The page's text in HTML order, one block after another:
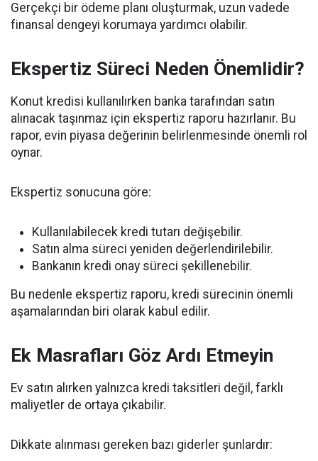
Gerçekçi bir ödeme planı oluşturmak, uzun vadede
finansal dengeyi korumaya yardımcı olabilir.
Ekspertiz Süreci Neden Önemlidir?
Konut kredisi kullanılırken banka tarafından satın
alınacak taşınmaz için ekspertiz raporu hazırlanır. Bu
rapor, evin piyasa değerinin belirlenmesinde önemli rol
oynar.
Ekspertiz sonucuna göre:
Kullanılabilecek kredi tutarı değişebilir.
Satın alma süreci yeniden değerlendirilebilir.
Bankanın kredi onay süreci şekillenebilir.
Bu nedenle ekspertiz raporu, kredi sürecinin önemli
aşamalarından biri olarak kabul edilir.
Ek Masrafları Göz Ardı Etmeyin
Ev satın alırken yalnızca kredi taksitleri değil, farklı
maliyetler de ortaya çıkabilir.
Dikkate alınması gereken bazı giderler şunlardır: